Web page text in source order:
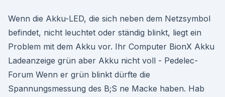
Wenn die Akku-LED, die sich neben dem Netzsymbol
befindet, nicht leuchtet oder ständig blinkt, liegt ein
Problem mit dem Akku vor. Ihr Computer BionX Akku
Ladeanzeige grün aber Akku nicht voll - Pedelec-
Forum Wenn er grün blinkt dürfte die
Spannungsmessung des B;S ne Macke haben. Hab